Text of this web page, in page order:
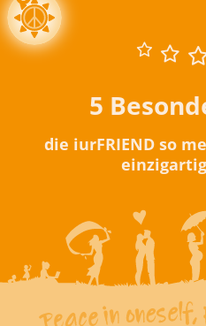
5
die iurFRIEND so